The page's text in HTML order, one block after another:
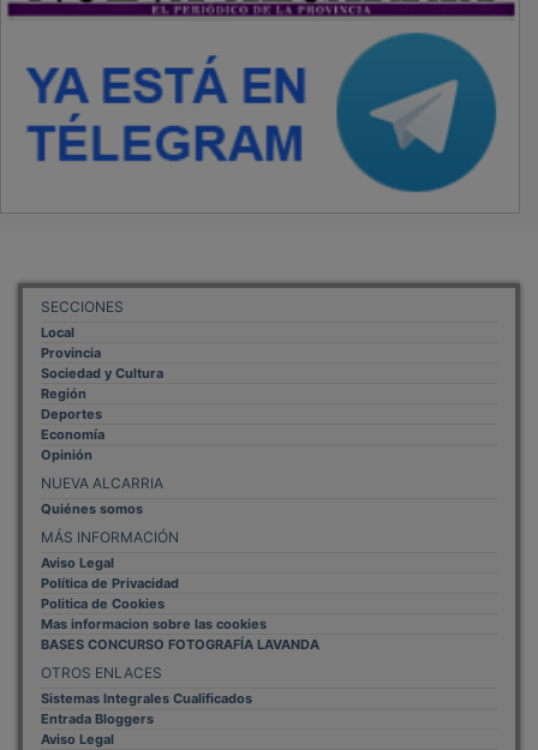
SECCIONES
Local
Provincia
Sociedad y Cultura
Región
Deportes
Economía
Opinión
NUEVA ALCARRIA
Quiénes somos
MÁS INFORMACIÓN
Aviso Legal
Política de Privacidad
Politica de Cookies
Mas informacion sobre las cookies
BASES CONCURSO FOTOGRAFÍA LAVANDA
Sistemas Integrales Cualificados
Entrada Bloggers
Aviso Legal
Configuración de Cookies